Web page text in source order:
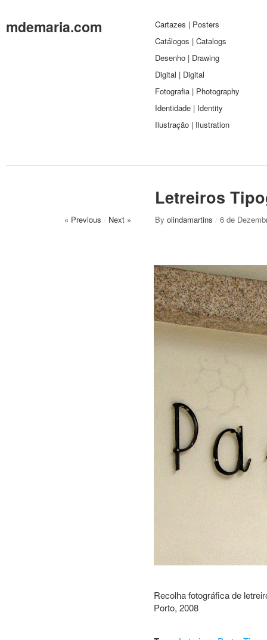
mdemaria.com
Cartazes | Posters
Catálogos | Catalogs
Desenho | Drawing
Digital | Digital
Fotografia | Photography
Identidade | Identity
Ilustração | Ilustration
Letreiros
« Previous / Next » By olindamartins / 6 de
Recolha fotográfica de
Porto, 2008